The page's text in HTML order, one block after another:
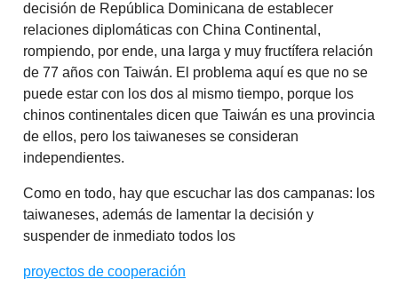
decisión de República Dominicana de establecer
relaciones diplomáticas con China Continental,
rompiendo, por ende, una larga y muy fructífera relación
de 77 años con Taiwán. El problema aquí es que no se
puede estar con los dos al mismo tiempo, porque los
chinos continentales dicen que Taiwán es una provincia
de ellos, pero los taiwaneses se consideran
independientes.
Como en todo, hay que escuchar las dos campanas: los
taiwaneses, además de lamentar la decisión y
suspender de inmediato todos los
proyectos de cooperación